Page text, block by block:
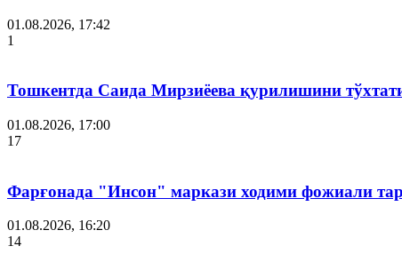
01.08.2026, 17:42
1
Тошкентда Саида Мирзиёева қурилишини
01.08.2026, 17:00
17
Фарғонада "Инсон" маркази ходими фожиали
01.08.2026, 16:20
14